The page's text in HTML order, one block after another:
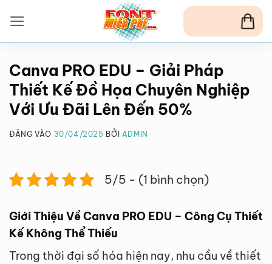
qua
nội
Canva PRO EDU – Giải Pháp
Thiết Kế Đồ Họa Chuyên Nghiệp
Với Ưu Đãi Lên Đến 50%
ĐĂNG VÀO 30/04/2025 BỞI ADMIN
5/5 - (1 bình chọn)
Giới Thiệu Về Canva PRO EDU – Công Cụ Thiết
Kế Không Thể Thiếu
Trong thời đại số hóa hiện nay, nhu cầu về thiết